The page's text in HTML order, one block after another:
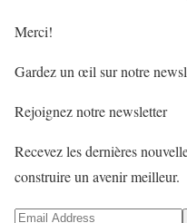
Merci!
Gardez un œil sur notre
Rejoignez notre newsletter
Recevez les dernières
construire un avenir meilleur.